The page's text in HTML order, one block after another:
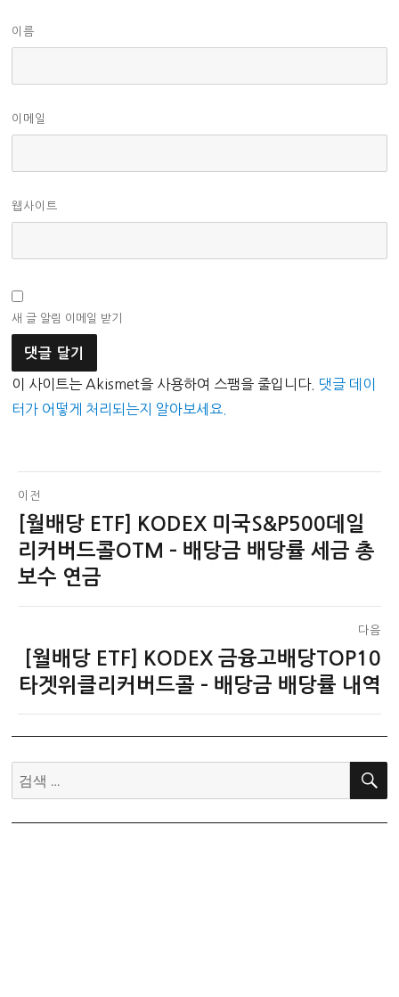
이름
이메일
웹사이트
새 글 알림 이메일 받기
이 사이트는 Akismet을 사용하여 스팸을 줄입니다. 댓글 데이
터가 어떻게 처리되는지 알아보세요.
글
탐
색
이전
이
전
글:
[월배당 ETF] KODEX 미국S&P500데일
리커버드콜OTM – 배당금 배당률 세금 총
보수 연금
다음
음
[월배당 ETF] KODEX 금융고배당TOP10
타겟위클리커버드콜 – 배당금 배당률 내역
검
색:
검